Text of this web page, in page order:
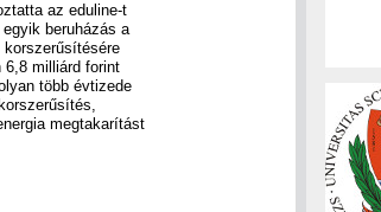
az eduline-t
beruházás a
6,8 milliárd forint
több évtizede
megtakarítást